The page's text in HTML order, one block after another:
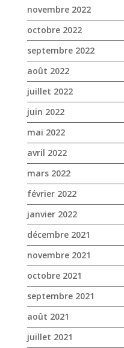
juin 2022
mai 2022
avril 2022
mars 2022
février 2022
janvier 2022
décembre 2021
novembre 2021
octobre 2021
septembre 2021
août 2021
juillet 2021
juin 2021
mai 2021
avril 2021
mars 2021
février 2021